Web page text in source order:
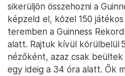
sikerüljön összehozni a
képzeld el, közel 150
teremben a Guinness
alatt. Rajtuk kívül körülbelül
nézőként, azaz csak
egy ideig a 34 óra alatt. Ők